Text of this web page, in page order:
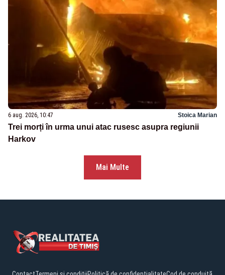
6 aug. 2026, 10:47 Stoica Marian
Trei morți în urma unui atac rusesc asupra regiunii
Harkov
Mai Multe